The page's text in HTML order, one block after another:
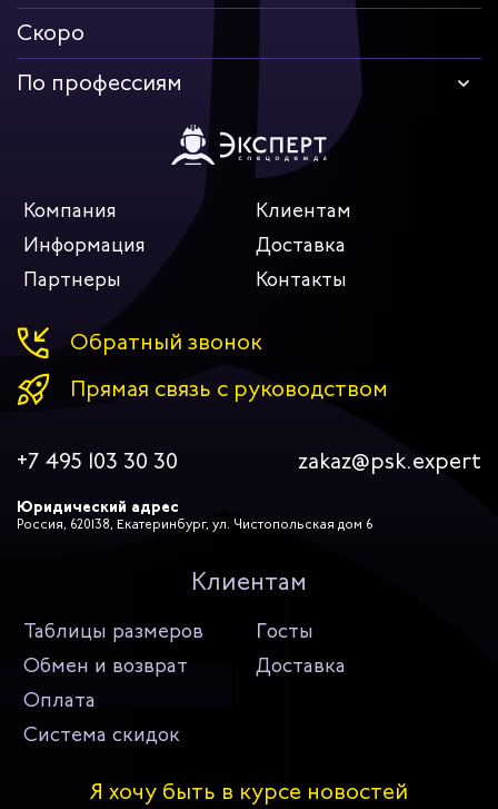
Скоро
По профессиям
Компания
Клиентам
Информация
Доставка
Партнеры
Контакты
Обратный звонок
Прямая связь с руководством
+7 495 103 30 30 zakaz@psk.expert
Юридический адрес
Россия, 620138, Екатеринбург, ул. Чистопольская дом 6
Клиентам
Таблицы размеров
Госты
Обмен и возврат
Доставка
Оплата
Система скидок
Я хочу быть в курсе новостей